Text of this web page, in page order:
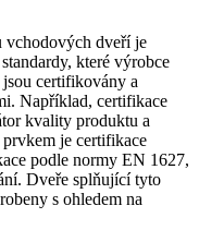
vchodových dveří je
které výrobce‍
certifikovány ⁤a‌
Například, certifikace
kvality produktu​ a
je certifikace
podle normy ​EN 1627,
Dveře splňující tyto
‌s ‌ohledem‍ na